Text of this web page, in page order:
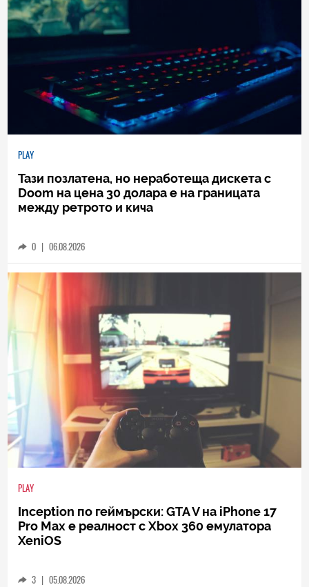
PLAY
Тази позлатена, но неработеща дискета с
Doom на цена 30 долара е на границата
между ретрото и кича
0 | 06.08.2026
PLAY
Inception по геймърски: GTA V на iPhone 17
Pro Max е реалност с Xbox 360 емулатора
XeniOS
3 | 05.08.2026